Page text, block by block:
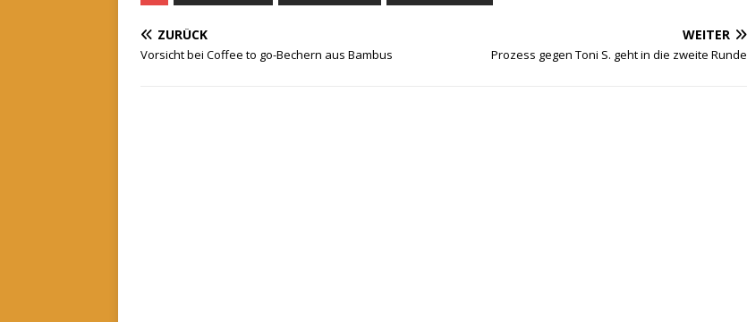
ZURÜCK
Vorsicht bei Coffee to go-Bechern aus Bambus
WEITER
Prozess gegen Toni S. geht in die zweite Runde